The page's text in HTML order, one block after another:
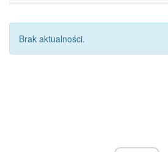
Brak aktualności.